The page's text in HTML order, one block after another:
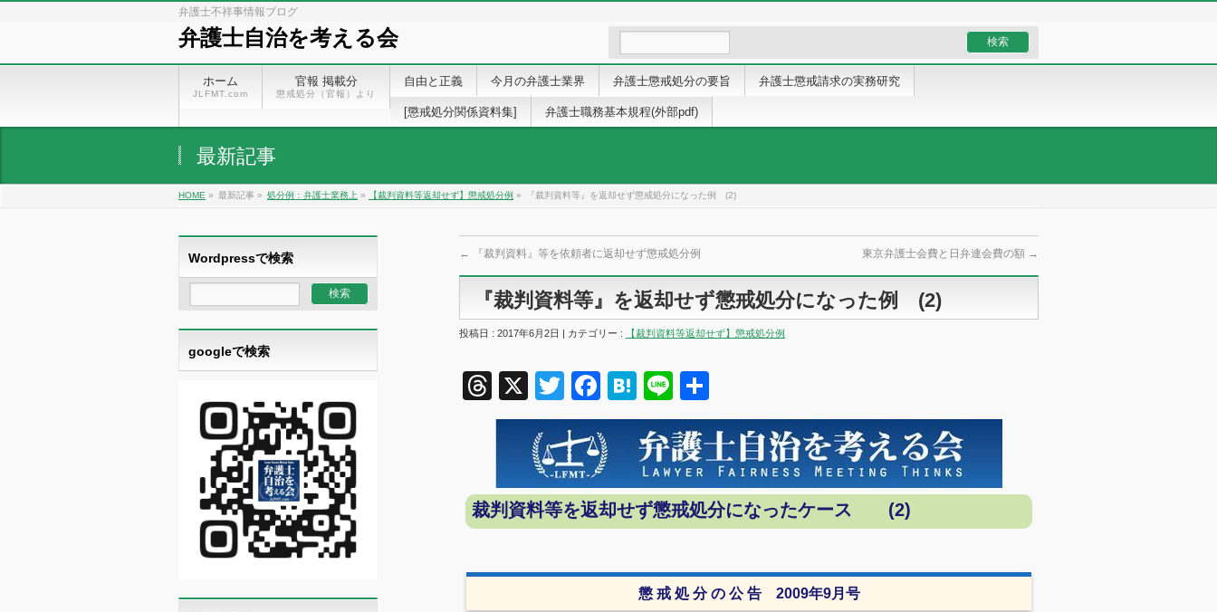
弁護士不祥事情報ブログ
弁護士自治を考える会
ホーム
JLFMT.com
官報 掲載分
懲戒処分（官報）より
自由と正義 今月の弁護士業界 弁護士懲戒処分の要旨 弁護士懲戒請求の実務研究
[懲戒処分関係資料集] 弁護士職務基本規程(外部pdf)
最新記事
HOME » 最新記事 » 処分例：弁護士業務上 » 【裁判資料等返却せず】懲戒処分例 » 『裁判資料等』を返却せず懲戒処分になった例 (2)
← 『裁判資料』等を依頼者に返却せず懲戒処分例 東京弁護士会費と日弁連会費の額 →
『裁判資料等』を返却せず懲戒処分になった例 (2)
投稿日 : 2017年6月2日 | カテゴリー : 【裁判資料等返却せず】懲戒処分例
Threads
X TwitterFacebook
Hatena
Line
有
裁判資料等を返却せず懲戒処分になったケース (2)
懲 戒 処 分 の 公 告 2009年9月号
Wordpressで検索
googleで検索